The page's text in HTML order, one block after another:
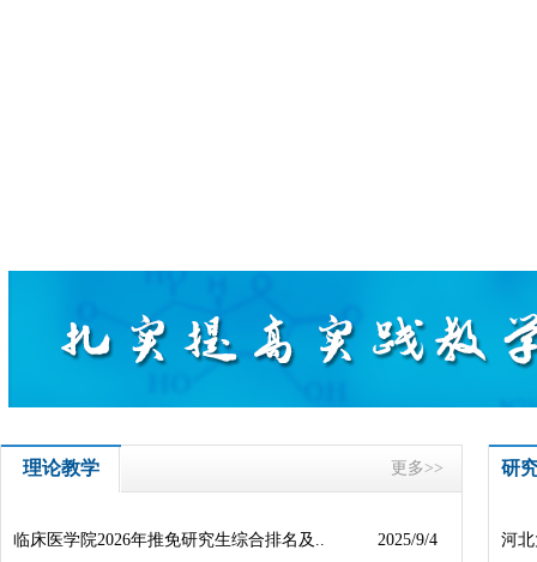
理论教学 更多>>
临床医学院2026年推免研究生综合排名及.. 2025/9/4
研
河